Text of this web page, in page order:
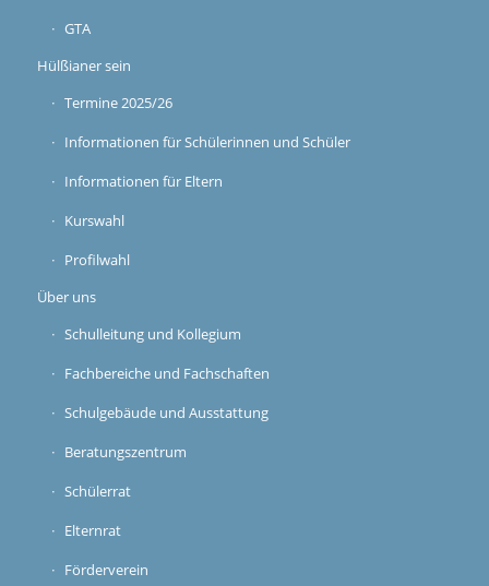
GTA
Hülßianer sein
Termine 2025/26
Informationen für Schülerinnen und Schüler
Informationen für Eltern
Kurswahl
Profilwahl
Über uns
Schulleitung und Kollegium
Fachbereiche und Fachschaften
Schulgebäude und Ausstattung
Beratungszentrum
Schülerrat
Elternrat
Förderverein